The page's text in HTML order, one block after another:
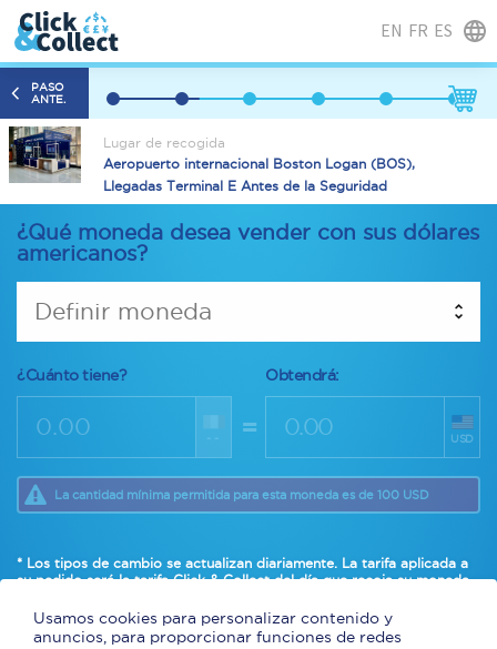
EN FR ES
PASO
ANTE.
Lugar de recogida
Aeropuerto internacional Boston Logan (BOS),
Llegadas Terminal E Antes de la Seguridad
¿Qué moneda desea vender con sus dólares
americanos?
Definir moneda
¿Cuánto tiene? Obtendrá:
-- = USD
La cantidad mínima permitida para esta moneda es de 100 USD
* Los tipos de cambio se actualizan diariamente. La tarifa aplicada a
su pedido serála tarifa Click & Collect del día que recoja su moneda.
solamente.
Usamos cookies para personalizar contenido y
anuncios, para proporcionar funciones de redes